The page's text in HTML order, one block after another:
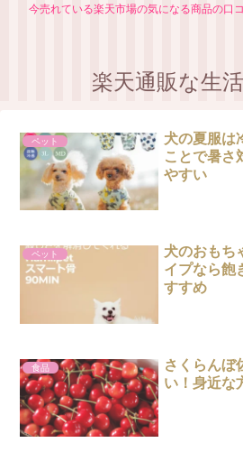
今売れている楽天市場の気になる商品の口
楽天通販な生
ペット
犬の夏服は
ことで暑さ
やすい
ペット
犬のおもち
イプなら飽
すすめ
食品
さくらんぼ
い！身近な